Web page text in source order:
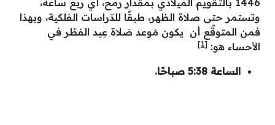
1446 بالتقويم الميلادي بمقدار رمح، أي ربع ساعة،
وتستمر حتى صلاة الظهر، طبقًا للدّراسات الفلكية، وبهذا
فمن المتوقّع أن يكون مَوعد صَلاة عِيد الفطْر في
الأحساء هو: [1]
الساعة 5:38 صباحًا.